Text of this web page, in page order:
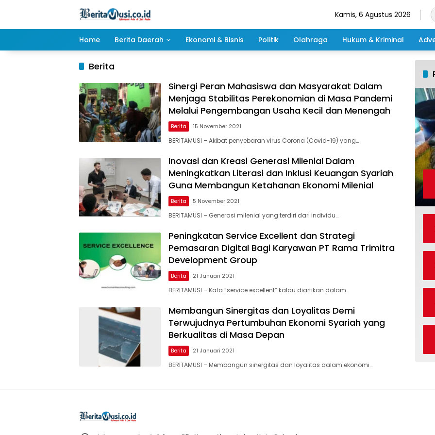
Kamis, 6 Agustus 2026
Home Berita Daerah Ekonomi & Bisnis Politik Olahraga Hukum & Kriminal
Berita
Sinergi Peran Mahasiswa dan Masyarakat Dalam
Menjaga Stabilitas Perekonomian di Masa Pandemi
Melalui Pengembangan Usaha Kecil dan Menengah
Berita 15 November 2021
BERITAMUSI – Akibat penyebaran virus Corona (Covid-19) yang…
Inovasi dan Kreasi Generasi Milenial Dalam
Meningkatkan Literasi dan Inklusi Keuangan Syariah
Guna Membangun Ketahanan Ekonomi Milenial
Berita 5 November 2021
BERITAMUSI – Generasi milenial yang terdiri dari individu…
Peningkatan Service Excellent dan Strategi
Pemasaran Digital Bagi Karyawan PT Rama Trimitra
Development Group
Berita 21 Januari 2021
BERITAMUSI – Kata “service excellent” kalau diartikan dalam…
Membangun Sinergitas dan Loyalitas Demi
Terwujudnya Pertumbuhan Ekonomi Syariah yang
Berkualitas di Masa Depan
Berita 21 Januari 2021
BERITAMUSI – Membangun sinergitas dan loyalitas dalam ekonomi…